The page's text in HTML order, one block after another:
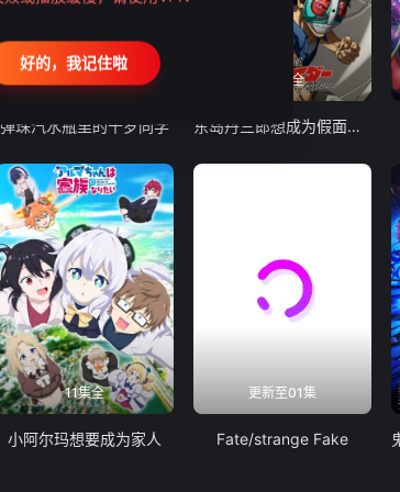
弹珠汽水瓶里的千岁同学
24集全
东岛丹三郎想成为假面骑士
11集全
小阿尔玛想要成为家人
更新至01集
Fate/strange Fake
好的，我记住啦